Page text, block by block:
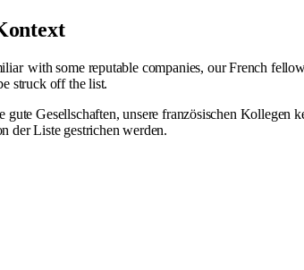
with some reputable companies, our French
struck off the list.
gute Gesellschaften, unsere französischen Kollegen
der Liste gestrichen werden.